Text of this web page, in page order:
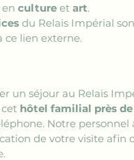
culture et art.
du Relais Impérial
ce lien externe.
un séjour au Relais
hôtel familial près
Notre
de votre visite